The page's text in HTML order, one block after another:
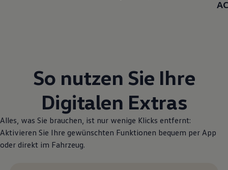
So nutzen Sie Ihre
Digitalen Extras
Alles, was Sie brauchen, ist nur wenige Klicks entfernt:
Aktivieren Sie Ihre gewünschten Funktionen bequem per App
oder direkt im Fahrzeug.